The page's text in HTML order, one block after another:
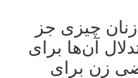
زنان چیزی جز
آن‌ها برای
زن برای